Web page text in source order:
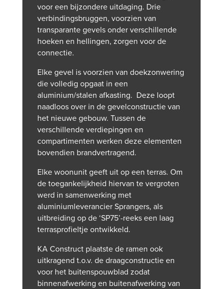
voor een bijzondere uitdaging. Drie
verbindingsbruggen, voorzien van
transparante gevels onder verschillende
hoeken en hellingen, zorgen voor de
connectie.
Elke gevel is voorzien van doekzonwering
die volledig opgaat in een
aluminium/stalen afkasting. Deze loopt
naadloos over in de gevelconstructie van
het nieuwe gebouw. Tussen de
verschillende verdiepingen en
compartimenten werken deze elementen
bovendien brandvertragend.
Elke woonunit geeft uit op een terras. Om
de toegankelijkheid hiervan te vergroten
werd in samenwerking met
aluminiumleverancier Sprangers, als
uitbreiding op de ‘SP75’-reeks een laag
terrasprofieltje ontwikkeld.
KA Construct plaatste de ramen ook
uitkragend t.o.v. de draagconstructie en
voor het buitenspouwblad zodat
binnenafwerking en buitenafwerking van